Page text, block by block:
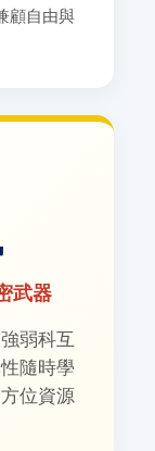
顧自由與
武器
弱科互
隨時學
位資源